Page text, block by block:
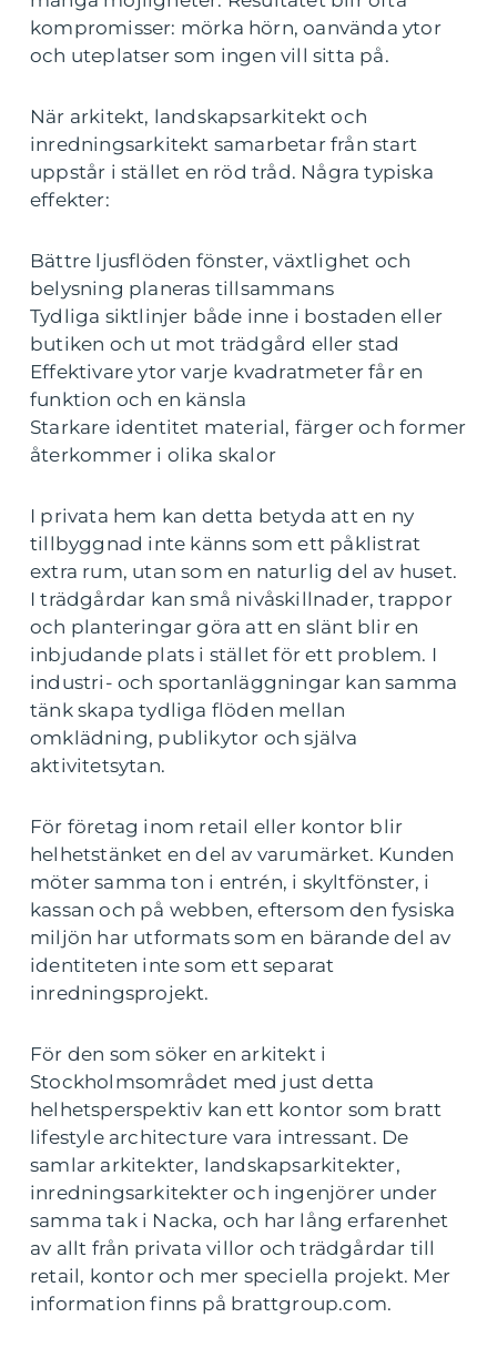
kompromisser: mörka hörn, oanvända ytor
och uteplatser som ingen vill sitta på.
När arkitekt, landskapsarkitekt och
inredningsarkitekt samarbetar från start
uppstår i stället en röd tråd. Några typiska
effekter:
Bättre ljusflöden fönster, växtlighet och
belysning planeras tillsammans
Tydliga siktlinjer både inne i bostaden eller
butiken och ut mot trädgård eller stad
Effektivare ytor varje kvadratmeter får en
funktion och en känsla
Starkare identitet material, färger och former
återkommer i olika skalor
I privata hem kan detta betyda att en ny
tillbyggnad inte känns som ett påklistrat
extra rum, utan som en naturlig del av huset.
I trädgårdar kan små nivåskillnader, trappor
och planteringar göra att en slänt blir en
inbjudande plats i stället för ett problem. I
industri- och sportanläggningar kan samma
tänk skapa tydliga flöden mellan
omklädning, publikytor och själva
aktivitetsytan.
För företag inom retail eller kontor blir
helhetstänket en del av varumärket. Kunden
möter samma ton i entrén, i skyltfönster, i
kassan och på webben, eftersom den fysiska
miljön har utformats som en bärande del av
identiteten inte som ett separat
inredningsprojekt.
För den som söker en arkitekt i
Stockholmsområdet med just detta
helhetsperspektiv kan ett kontor som bratt
lifestyle architecture vara intressant. De
samlar arkitekter, landskapsarkitekter,
inredningsarkitekter och ingenjörer under
samma tak i Nacka, och har lång erfarenhet
av allt från privata villor och trädgårdar till
retail, kontor och mer speciella projekt. Mer
information finns på brattgroup.com.